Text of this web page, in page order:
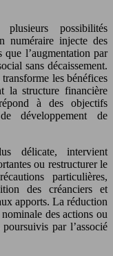
possibilités
numéraire injecte des
que l’augmentation par
sans décaissement.
les bénéfices
la structure financière
à des objectifs
développement de
délicate, intervient
ou restructurer le
particulières,
des créanciers et
apports. La réduction
des actions ou
par l’associé